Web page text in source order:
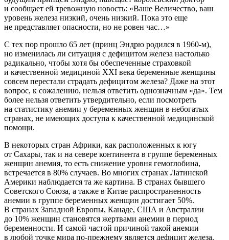
и сообщает ей тревожную новость: «Ваше Величество, ваш
уровень железа низкий, очень низкий. Пока это еще
не представляет опасности, но не ровен час…»
С тех пор прошло 65 лет (принц Эндрю родился в 1960-м),
но изменилась ли ситуация с дефицитом железа настолько
радикально, чтобы хотя бы обеспеченные страховкой
и качественной медициной XXI века беременные женщины
совсем перестали страдать дефицитом железа? Даже на этот
вопрос, к сожалению, нельзя ответить однозначным «да». Тем
более нельзя ответить утвердительно, если посмотреть
на статистику анемии у беременных женщин в небогатых
странах, не имеющих доступа к качественной медицинской
помощи.
В некоторых стран Африки, как расположенных к югу
от Сахары, так и на севере континента в группе беременных
женщин анемия, то есть снижение уровня гемоглобина,
встречается в 80% случаев. Во многих странах Латинской
Америки наблюдается та же картина. В странах бывшего
Советского Союза, а также в Китае распространенность
анемии в группе беременных женщин достигает 50%.
В странах Западной Европы, Канаде, США и Австралии
до 10% женщин становятся жертвами анемии в период
беременности. И самой частой причиной такой анемии
в любой точке мира по-прежнему является дефицит железа.